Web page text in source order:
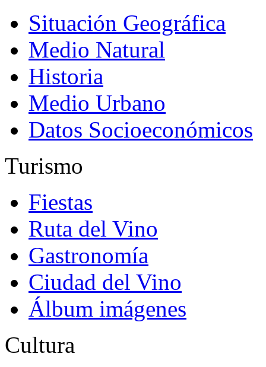
Situación Geográfica
Medio Natural
Historia
Medio Urbano
Datos Socioeconómicos
Turismo
Fiestas
Ruta del Vino
Gastronomía
Ciudad del Vino
Álbum imágenes
Cultura